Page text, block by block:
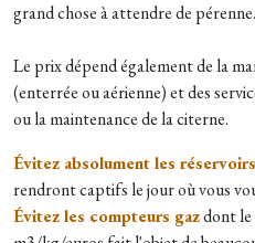
grand chose à attendre de pérenne.
Le prix dépend également de la
(enterrée ou aérienne) et des
ou la maintenance de la citerne.
Évitez absolument les
rendront captifs le jour où vous
Évitez les compteurs gazdont le